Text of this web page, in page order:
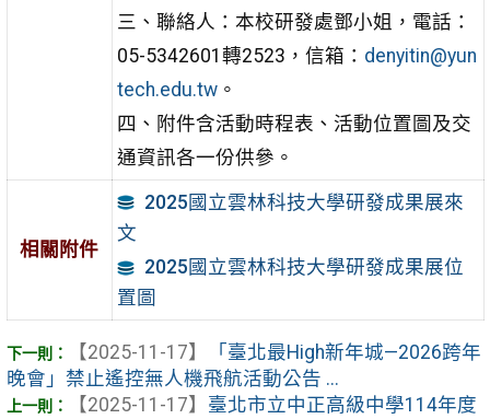
三、聯絡人：本校研發處鄧小姐，電話：
05-5342601轉2523，信箱： denyitin@yun
tech.edu.tw。
四、附件含活動時程表、活動位置圖及交
通資訊各一份供參。
相關附件
2025國立雲林科技大學研發成果展來
文
2025國立雲林科技大學研發成果展位
置圖
【2025-11-17】
「臺北最High新年城—2026跨年
晚會」禁止遙控無人機飛航活動公告 ...
【2025-11-17】 臺北市立中正高級中學114年度